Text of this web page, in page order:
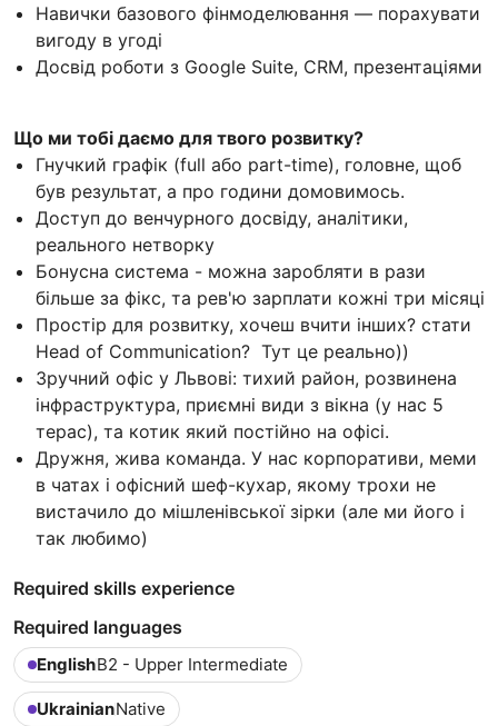
Навички базового фінмоделювання — порахувати
вигоду в угоді
Досвід роботи з Google Suite, CRM, презентаціями
Що ми тобі даємо для твого розвитку?
Гнучкий графік (full або part-time), головне, щоб
був результат, а про години домовимось.
Доступ до венчурного досвіду, аналітики,
реального нетворку
Бонусна система - можна заробляти в рази
більше за фікс, та рев'ю зарплати кожні три місяці
Простір для розвитку, хочеш вчити інших? стати
Head of Communication? Тут це реально))
Зручний офіс у Львові: тихий район, розвинена
інфраструктура, приємні види з вікна (у нас 5
терас), та котик який постійно на офісі.
Дружня, жива команда. У нас корпоративи, меми
в чатах і офісний шеф-кухар, якому трохи не
вистачило до мішленівської зірки (але ми його і
так любимо)
Required skills experience
Required languages
EnglishB2 - Upper Intermediate
UkrainianNative